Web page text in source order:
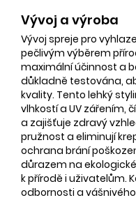
Vývoj a výroba
Vývoj spreje pro
pečlivým výběrem
maximální účinnost a
důkladně testována,
kvality. Tento lehký
vlhkostí a UV zářením,
a zajišťuje zdravý
pružnost a eliminují
ochrana brání
důrazem na
k přírodě i uživatelům.
odbornosti a